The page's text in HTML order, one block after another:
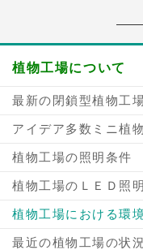
植物工場について
最新の閉鎖型植物工
アイデア多数ミニ植
植物工場の照明条件
植物工場のＬＥＤ照明
植物工場における環
最近の植物工場の状況